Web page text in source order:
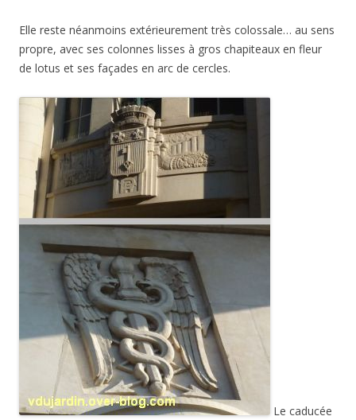
Elle reste néanmoins extérieurement très colossale… au sens
propre, avec ses colonnes lisses à gros chapiteaux en fleur
de lotus et ses façades en arc de cercles.
Le caducée